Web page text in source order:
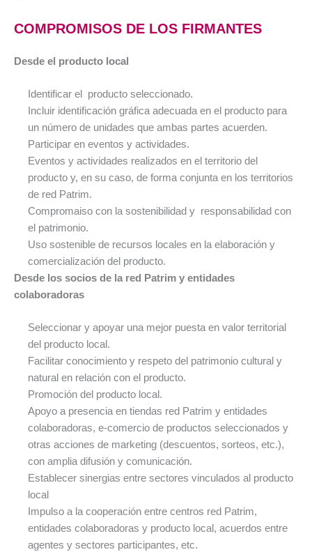
COMPROMISOS DE LOS FIRMANTES
Desde el producto local
Identificar el
producto seleccionado.
Incluir identificación gráfica adecuada en el producto para
un número de unidades que ambas partes acuerden.
Participar en eventos y actividades.
Eventos y actividades realizados en el territorio del
producto y, en su caso, de forma conjunta en los territorios
de red Patrim.
Compromaiso con la sostenibilidad y responsabilidad con
el patrimonio.
Uso sostenible de recursos locales en la elaboración y
comercialización del producto.
Desde los socios de la red Patrim y entidades
colaboradoras
Seleccionar y apoyar una mejor puesta en valor territorial
del producto local.
Facilitar conocimiento y respeto del patrimonio cultural y
natural en relación con el producto.
Promoción del producto local.
Apoyo a presencia en tiendas red Patrim y entidades
colaboradoras, e-comercio de productos seleccionados y
otras acciones de marketing (descuentos, sorteos, etc.),
con amplia difusión y comunicación.
Establecer sinergias entre sectores vinculados al producto
local
Impulso a la cooperación entre centros red Patrim,
entidades colaboradoras y producto local, acuerdos entre
agentes y sectores participantes, etc.